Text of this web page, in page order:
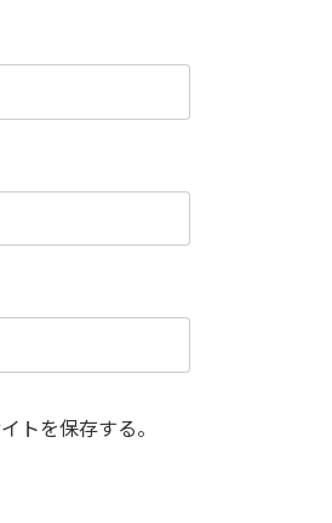
トを保存する。